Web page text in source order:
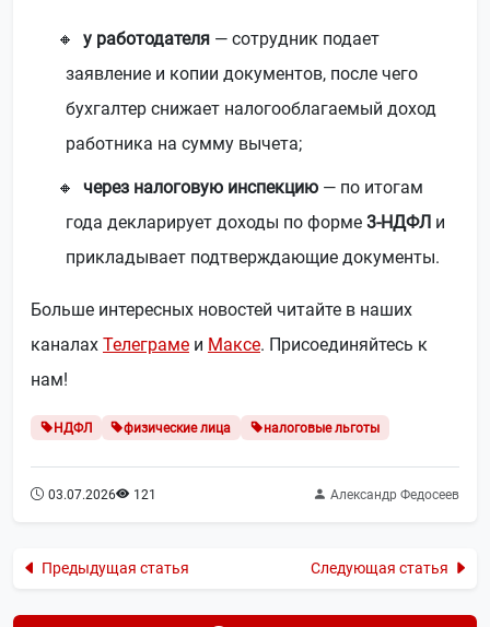
у работодателя — сотрудник подает
заявление и копии документов, после чего
бухгалтер снижает налогооблагаемый доход
работника на сумму вычета;
через налоговую инспекцию — по итогам
года декларирует доходы по форме 3‑НДФЛ и
прикладывает подтверждающие документы.
Больше интересных новостей читайте в наших
каналах Телеграме и Максе. Присоединяйтесь к
нам!
НДФЛ физические лица налоговые льготы
03.07.2026 121 Александр Федосеев
Предыдущая статья Следующая статья